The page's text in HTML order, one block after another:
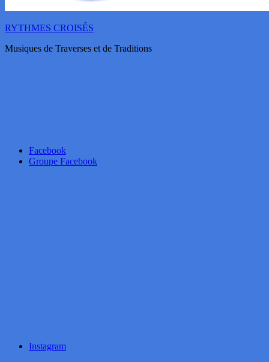
RYTHMES CROISÉS
Musiques de Traverses et de Traditions
Facebook
Groupe Facebook
Instagram